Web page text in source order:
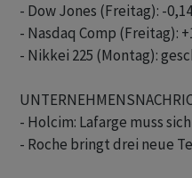
- Dow Jones (Freitag): -
- Nasdaq Comp (Freitag):
- Nikkei 225 (Montag):
- Holcim: Lafarge muss
- Roche bringt drei neue